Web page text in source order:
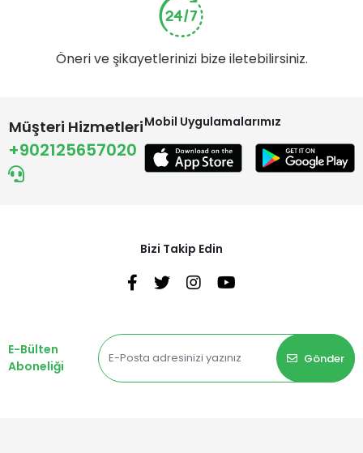
Öneri ve şikayetlerinizi bize iletebilirsiniz.
Müşteri Hizmetleri
+902125657020
Mobil Uygulamalarımız
Bizi Takip Edin
E-Bülten
Aboneliği
Gönder